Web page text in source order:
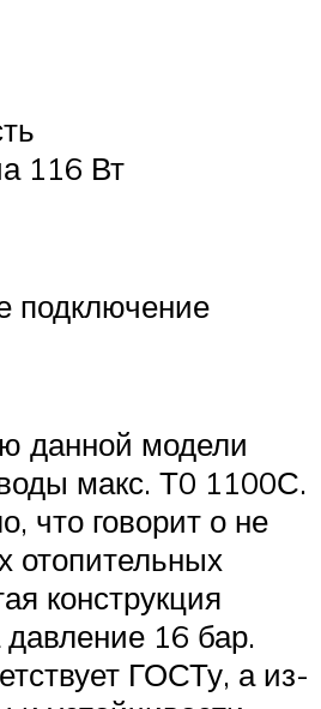
116 Вт
подключение
данной модели
макс. Т0 1100С.
что говорит о не
отопительных
конструкция
давление 16 бар.
ГОСТу, а из-